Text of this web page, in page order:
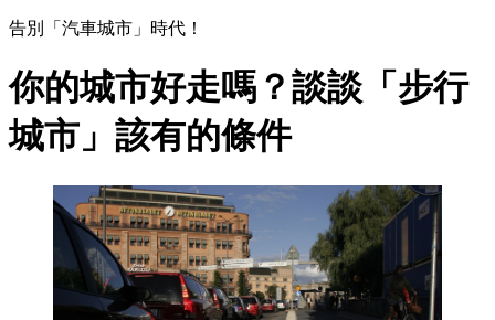
告別「汽車城市」時代！
你的城市好走嗎？談談「步行
城市」該有的條件